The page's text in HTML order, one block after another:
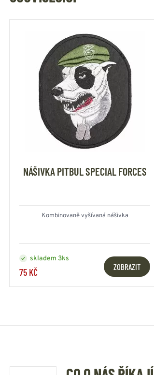
NÁŠIVKA PITBUL SPECIAL FORCES
Kombinovaně vyšívaná nášivka
skladem 3ks
75 KČ ZOBRAZIT